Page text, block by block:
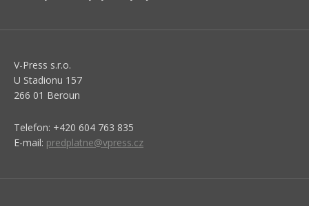
V-Press s.r.o.
U Stadionu 157
266 01 Beroun
Telefon: +420 604 763 835
E-mail: predplatne@vpress.cz